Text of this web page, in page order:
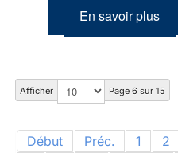
En savoir plus
Afficher Page 6 sur 15
Début Préc. 1 2